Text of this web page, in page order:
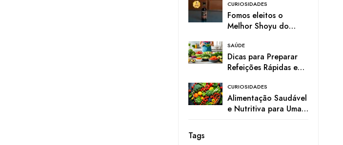
CURIOSIDADES
Fomos eleitos o
Melhor Shoyu do
Paladar! 🎉
SAÚDE
Dicas para Preparar
Refeições Rápidas e
CURIOSIDADES
Alimentação Saudável
e Nutritiva para Uma
Tags